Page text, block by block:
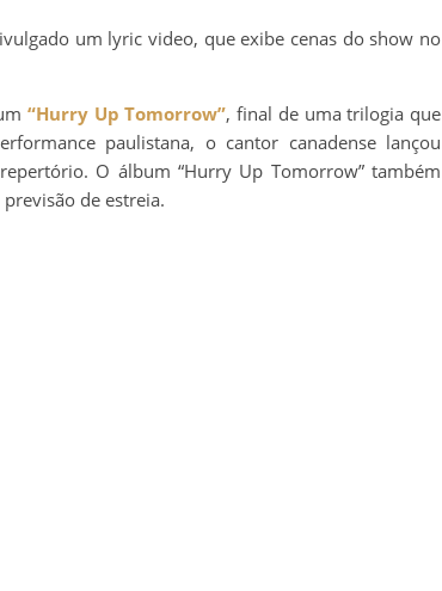
um lyric video, que exibe cenas do show no
“Hurry Up Tomorrow”, final de uma trilogia que
paulistana, o cantor canadense lançou
O álbum “Hurry Up Tomorrow” também
de estreia.